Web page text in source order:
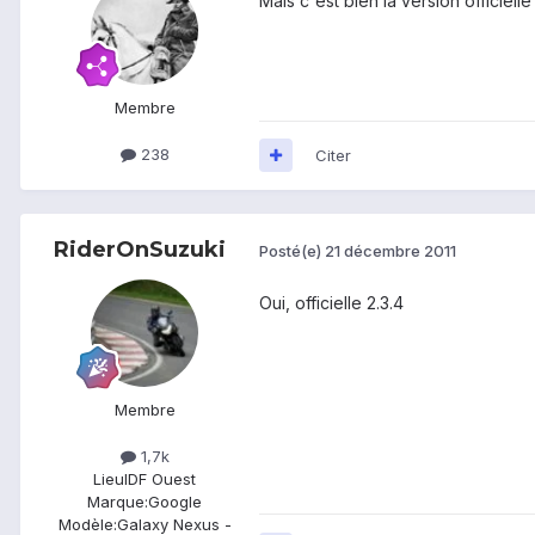
Membre
238 Citer
RiderOnSuzuki
Membre
1,7k
LieuIDF Ouest
Marque:Google
Modèle:Galaxy Nexus -
Posté(e) 21 décembre 2011
Oui, officielle 2.3.4